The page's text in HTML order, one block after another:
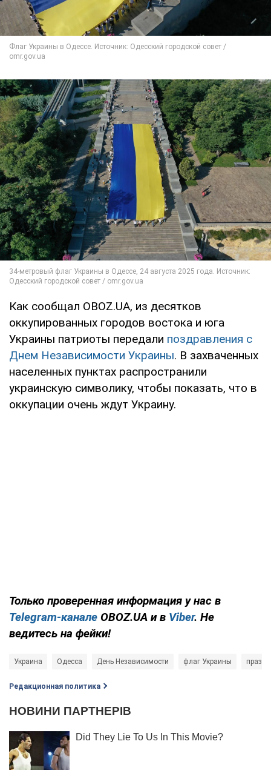
Как сообщал OBOZ.UA, из десятков
оккупированных городов востока и юга
Украины патриоты передали поздравления с
Днем Независимости Украины. В захваченных
населенных пунктах распространили
украинскую символику, чтобы показать, что в
оккупации очень ждут Украину.
Только проверенная информация у нас в
Telegram-канале OBOZ.UA и в Viber. Не
ведитесь на фейки!
Украина Одесса День Независимости флаг Украины
Редакционная политика